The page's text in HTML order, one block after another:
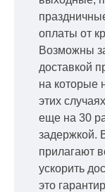
оплаты от
Возможны
доставкой
на которые
этих
еще на 30
задержкой.
прилагают
ускорить
это